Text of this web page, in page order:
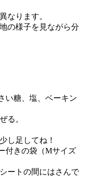
なります。
の様子を見ながら分
い糖、塩、ベーキン
る。
し足してね！
付きの袋（Mサイズ
ートの間にはさんで